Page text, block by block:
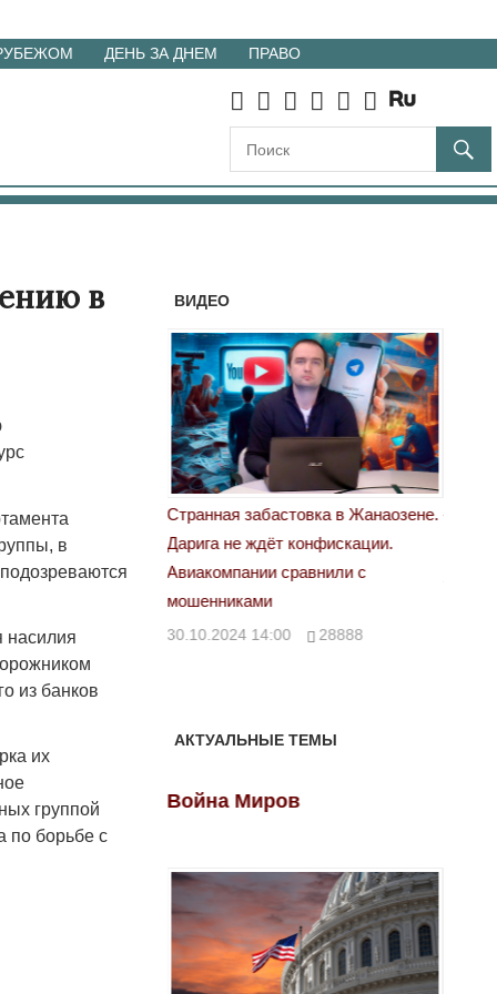
ДЕНЬ ЗА ДНЕМ ПРАВО
в
в
насилия
из банков
их
группой
по борьбе с
ВИДЕО
в Жанаозене.
конфискации.
с
28888
«Новый Казахстан не говорит всей
правды»
29.10.2024 09:00 39623
АКТУАЛЬНЫЕ ТЕМЫ
Война Миров